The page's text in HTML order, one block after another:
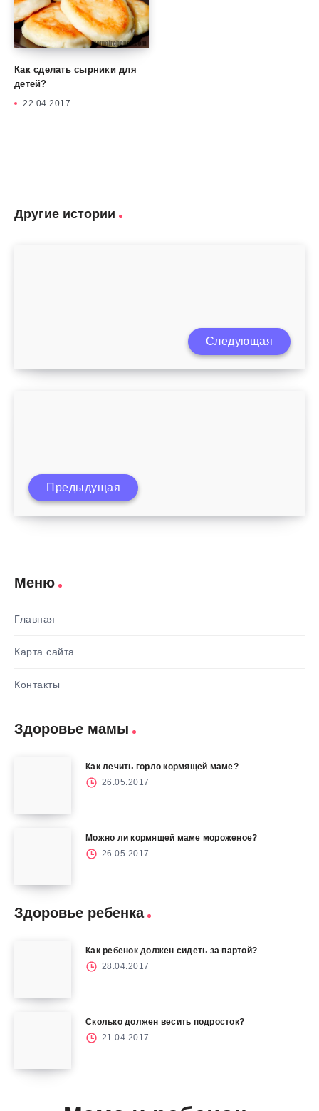
Как сделать сырники для
детей?
22.04.2017
Другие истории
Малыш заглатывает воздух во время
Следующая
Игра как средство воспитания детей
Предыдущая
Меню
Главная
Карта сайта
Контакты
Здоровье мамы
Как лечить горло кормящей маме?
26.05.2017
Можно ли кормящей маме мороженое?
26.05.2017
Здоровье ребенка
Как ребенок должен сидеть за партой?
28.04.2017
Сколько должен весить подросток?
21.04.2017